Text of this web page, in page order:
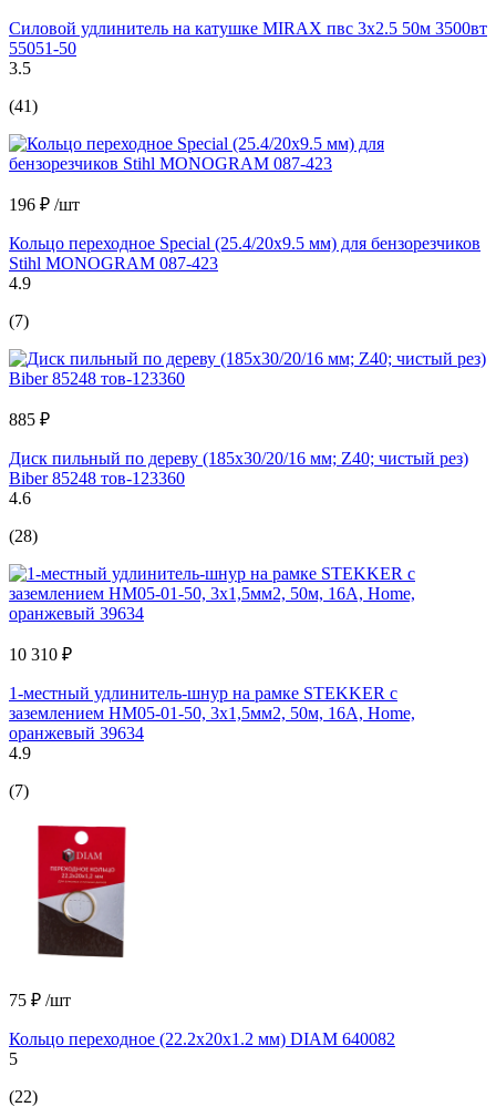
Силовой удлинитель на катушке MIRAX пвс 3x2.5 50м 3500вт
55051-50
3.5
(41)
196 ₽ /шт
Кольцо переходное Special (25.4/20х9.5 мм) для бензорезчиков
Stihl MONOGRAM 087-423
4.9
(7)
885 ₽
Диск пильный по дереву (185х30/20/16 мм; Z40; чистый рез)
Biber 85248 тов-123360
4.6
(28)
10 310 ₽
1-местный удлинитель-шнур на рамке STEKKER с
заземлением HM05-01-50, 3х1,5мм2, 50м, 16А, Home,
оранжевый 39634
4.9
(7)
75 ₽ /шт
Кольцо переходное (22.2х20х1.2 мм) DIAM 640082
5
(22)